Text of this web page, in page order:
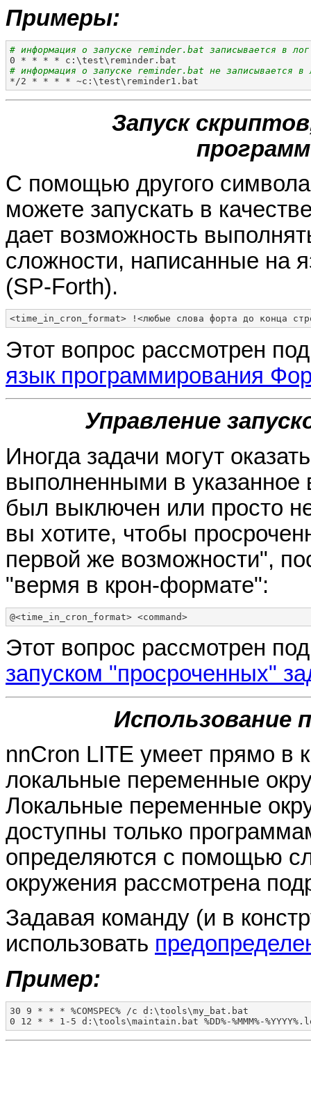
Примеры:
# информация о запуске reminder.bat записывается в
# информация о запуске reminder.bat не записывается
*/2 * * * * ~c:\test\reminder1.bat
Запуск
С помощью другого
можете запускать в
дает возможность
сложности, написанные на
(SP-Forth).
<time_in_cron_format> !<любые слова форта до конца
Этот вопрос рассмотрен
язык программирования
Управление
Иногда задачи могут
выполненными в указанное
был выключен или просто
вы хотите, чтобы
первой же возможности",
"вермя в крон-формате":
@<time_in_cron_format> <command>
Этот вопрос рассмотрен
запуском "просроченных"
Использование
nnCron LITE умеет прямо в
локальные переменные
Локальные переменные
доступны только
определяются с помощью
окружения рассмотрена
Задавая команду (и в
использовать
Пример:
30 9 * * * %COMSPEC% /c d:\tools\my_bat.bat
0 12 * * 1-5 d:\tools\maintain.bat %DD%-%MMM%-